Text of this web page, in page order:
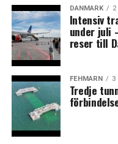
LÄS OCKSÅ:
Ny analys: Life
varit starkare
Svensk inflation föll
Danmark är den 2,4
DANMARK
Intensiv
under juli
reser till
FEHMARN 3
Tredje